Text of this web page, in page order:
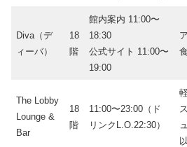
Diva（デ
ィーバ）
18
階
館内案内 11:00〜
18:30
公式サイト 11:00〜
19:00
The Lobby
Lounge &
Bar
18
階
11:00〜23:00（ド
リンクL.O.22:30）